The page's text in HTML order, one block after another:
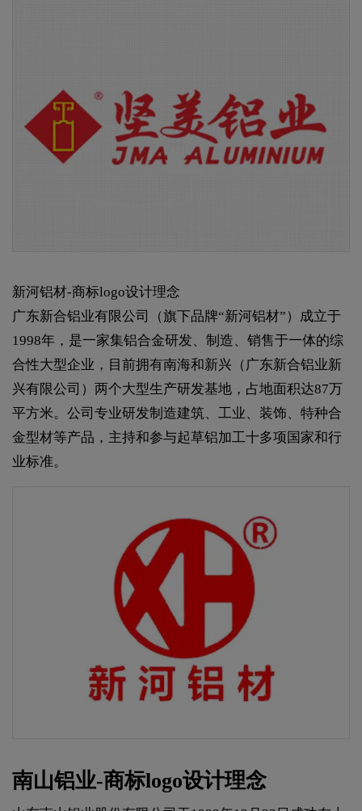
新河铝材-商标logo设计理念
广东新合铝业有限公司（旗下品牌“新河铝材”）成立于
1998年，是一家集铝合金研发、制造、销售于一体的综
合性大型企业，目前拥有南海和新兴（广东新合铝业新
兴有限公司）两个大型生产研发基地，占地面积达87万
平方米。公司专业研发制造建筑、工业、装饰、特种合
金型材等产品，主持和参与起草铝加工十多项国家和行
业标准。
南山铝业-商标logo设计理念